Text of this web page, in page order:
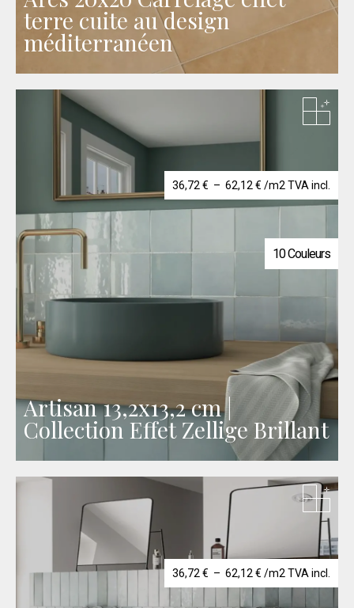
terre cuite au design
méditerranéen
36,72€ – 62,12€ Plage
de
prix :
à
62,12 €
/m2 TVA incl.
10 Couleurs
Artisan 13,2x13,2 cm |
Collection Effet Zellige Brillant
36,72 € – 62,12 € Plage
de
/m2 TVA incl.